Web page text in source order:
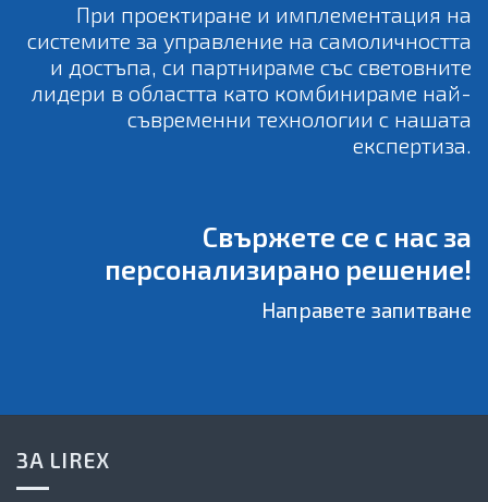
При проектиране и имплементация на
системите за управление на самоличността
и достъпа, си партнираме със световните
лидери в областта като комбинираме най-
съвременни технологии с нашата
експертиза.
Свържете се с нас за
персонализирано решение!
Направете запитване
ЗА LIREX